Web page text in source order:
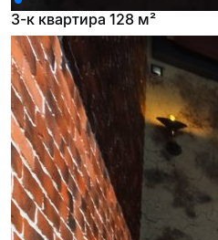
3-к квартира 128 м²